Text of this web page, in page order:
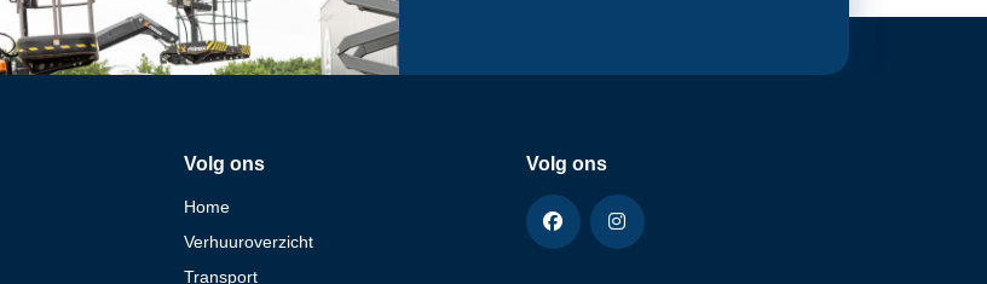
Volg ons
Home
Verhuuroverzicht
Transport
Volg ons